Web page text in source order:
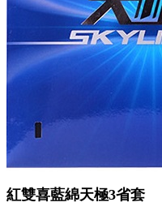
紅雙喜藍綿天極3省套